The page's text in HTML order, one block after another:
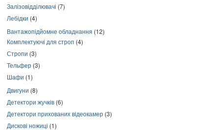
Залізовідділювачі (7)
Лебідки (4)
Вантажопідйомне обладнання (12)
Комплектуючі для строп (4)
Стропи (3)
Тельфер (3)
Шафи (1)
Двигуни (8)
Детектори жучків (6)
Детектори прихованих відеокамер (3)
Дискові ножиці (1)